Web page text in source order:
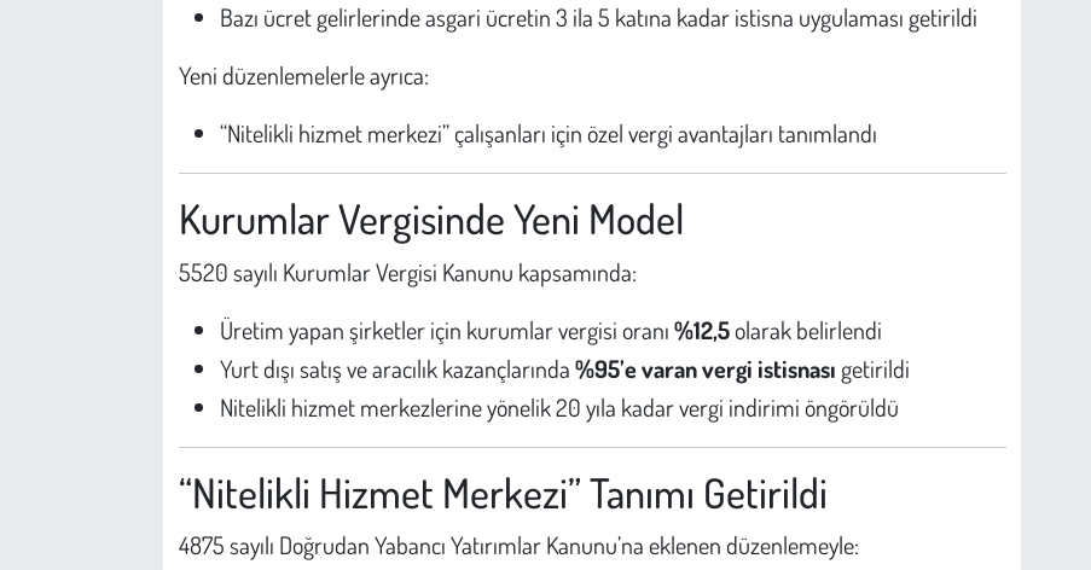
Bazı ücret gelirlerinde asgari ücretin 3 ila 5 katına kadar istisna uygulaması getirildi
Yeni düzenlemelerle ayrıca:
“Nitelikli hizmet merkezi” çalışanları için özel vergi avantajları tanımlandı
Kurumlar Vergisinde Yeni Model
5520 sayılı Kurumlar Vergisi Kanunu kapsamında:
Üretim yapan şirketler için kurumlar vergisi oranı%12,5olarak belirlendi
Yurt dışı satış ve aracılık kazançlarında%95’e varan vergi istisnası getirildi
Nitelikli hizmet merkezlerine yönelik 20 yıla kadar vergi indirimi öngörüldü
“Nitelikli Hizmet Merkezi” Tanımı Getirildi
4875 sayılı Doğrudan Yabancı Yatırımlar Kanunu’na eklenen düzenlemeyle: